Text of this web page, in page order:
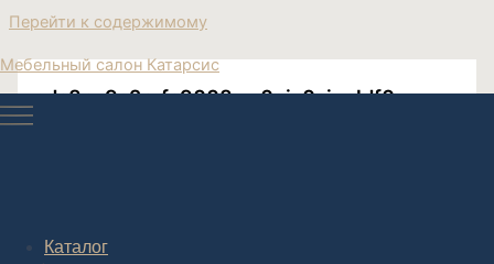
Перейти к содержимому
Мебельный салон Катарсис
Каталог
nda8pz9s2ryfa9008zw0qiz0sjvcldf0
Post navigation